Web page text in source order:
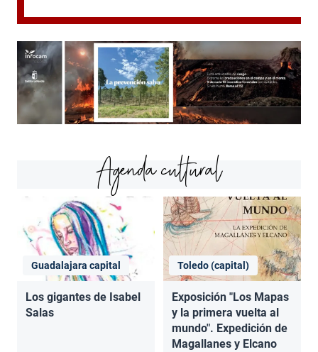
Agenda cultural
Guadalajara capital
Los gigantes de Isabel
Salas
Toledo (capital)
Exposición "Los Mapas
y la primera vuelta al
mundo". Expedición de
Magallanes y Elcano